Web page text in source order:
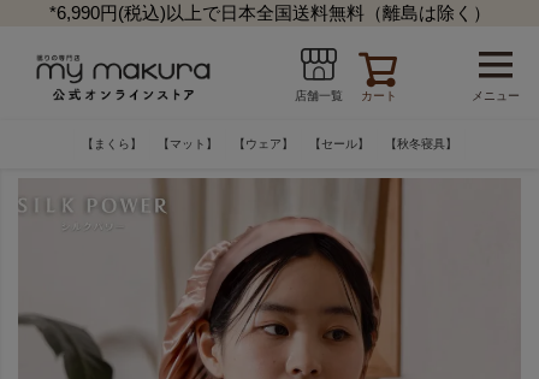
*6,990円(税込)以上で日本全国送料無料（離島は除く）
店舗一覧 カート メニュー
【まくら】 【マット】 【ウェア】 【セール】 【秋冬寝具】